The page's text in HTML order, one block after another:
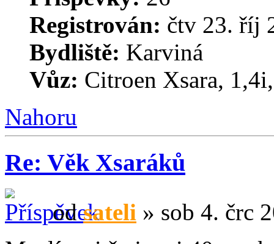
Registrován: čtv 23. říj
Bydliště: Karviná
Vůz: Citroen Xsara,
Nahoru
Re: Věk Xsaráků
odsateli » sob 4. črc